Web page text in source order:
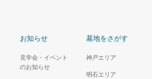
お知らせ
見学会・イベント
のお知らせ
墓地をさがす
神戸エリア
明石エリア